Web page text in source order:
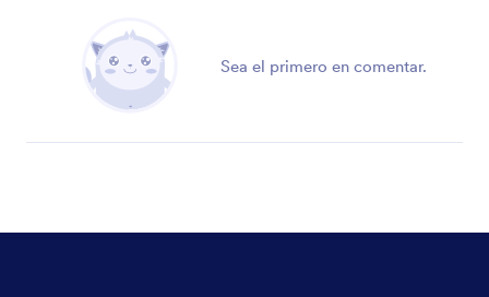
Sea el primero en comentar.